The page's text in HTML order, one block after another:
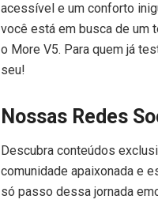
acessível e um conforto
você está em busca de um
o More V5. Para quem já
seu!
Nossas Redes
Descubra conteúdos
comunidade apaixonada e
só passo dessa jornada